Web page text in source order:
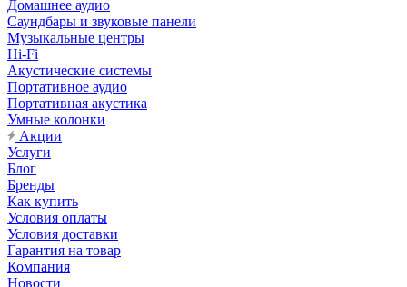
Домашнее аудио
Саундбары и звуковые панели
Музыкальные центры
Hi-Fi
Акустические системы
Портативное аудио
Портативная акустика
Умные колонки
Акции
Услуги
Блог
Бренды
Как купить
Условия оплаты
Условия доставки
Гарантия на товар
Компания
Новости